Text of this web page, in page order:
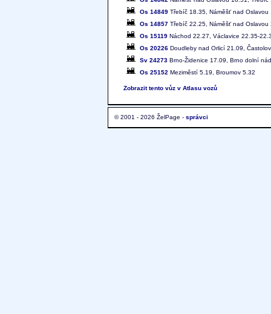
Os 14849 Třebíč 18.35, Náměšť nad Oslavou
Os 14857 Třebíč 22.25, Náměšť nad Oslavou
Os 15119 Náchod 22.27, Václavice 22.35-
Os 20226 Doudleby nad Orlicí 21.09,
Sv 24273 Brno-Židenice 17.09, Brno dolní
Os 25152 Meziměstí 5.19, Broumov 5.32
Zobrazit tento vůz v Atlasu vozů
© 2001 - 2026 ŽelPage - správci